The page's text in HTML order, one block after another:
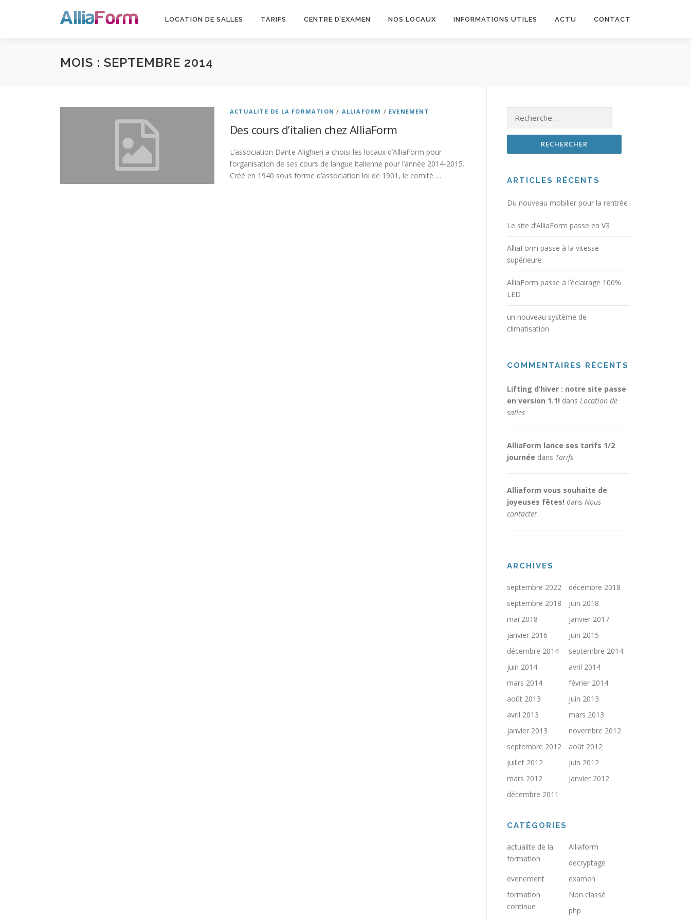
LOCATION DE SALLES TARIFS CENTRE D’EXAMEN NOS LOCAUX INFORMATIONS UTILES ACTU CONTACT
MOIS : SEPTEMBRE 2014
ACTUALITE DE LA FORMATION / ALLIAFORM / EVENEMENT
Des cours d’italien chez AlliaForm
L’association Dante Alighieri a choisi les locaux d’AlliaForm pour
l’organisation de ses cours de langue italienne pour l’année 2014-2015.
Créé en 1940 sous forme d’association loi de 1901, le comité …
Rechercher :
ARTICLES RÉCENTS
Du nouveau mobilier pour la rentrée
Le site d’AlliaForm passe en V3
AlliaForm passe à la vitesse
supérieure
AlliaForm passe à l’éclairage 100%
LED
un nouveau système de
climatisation
COMMENTAIRES RÉCENTS
Lifting d’hiver : notre site passe
en version 1.1! dans Location de
salles
AlliaForm lance ses tarifs 1/2
journée dans Tarifs
Alliaform vous souhaite de
joyeuses fêtes! dans Nous
contacter
ARCHIVES
septembre 2022
décembre 2018
septembre 2018
juin 2018
mai 2018
janvier 2017
janvier 2016
juin 2015
décembre 2014
septembre 2014
juin 2014
avril 2014
mars 2014
février 2014
août 2013
juin 2013
avril 2013
mars 2013
janvier 2013
novembre 2012
septembre 2012
août 2012
juillet 2012
juin 2012
mars 2012
janvier 2012
décembre 2011
CATÉGORIES
actualite de la
formation
Alliaform
decryptage
evenement
examen
formation
continue
Non classé
php